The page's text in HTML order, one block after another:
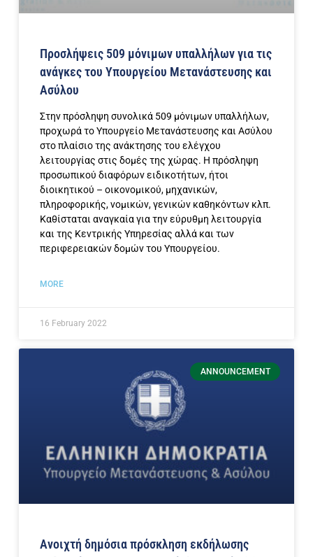
Προσλήψεις 509 μόνιμων υπαλλήλων για τις
ανάγκες του Υπουργείου Μετανάστευσης και
Ασύλου
Στην πρόσληψη συνολικά 509 μόνιμων υπαλλήλων,
προχωρά το Υπουργείο Μετανάστευσης και Ασύλου
στο πλαίσιο της ανάκτησης του ελέγχου
λειτουργίας στις δομές της χώρας. Η πρόσληψη
προσωπικού διαφόρων ειδικοτήτων, ήτοι
διοικητικού – οικονομικού, μηχανικών,
πληροφορικής, νομικών, γενικών καθηκόντων κλπ.
Καθίσταται αναγκαία για την εύρυθμη λειτουργία
και της Κεντρικής Υπηρεσίας αλλά και των
περιφερειακών δομών του Υπουργείου.
MORE
16 February 2022
ANNOUNCEMENT
Ανοιχτή δημόσια πρόσκληση εκδήλωσης